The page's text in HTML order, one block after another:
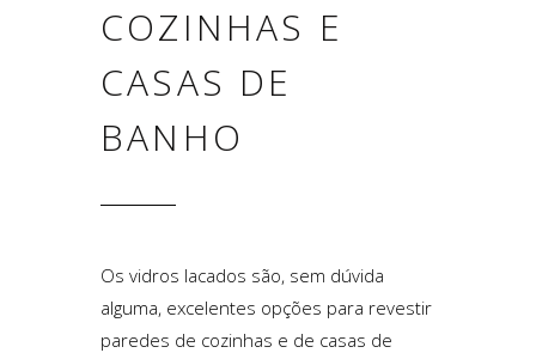
COZINHAS E
CASAS DE
BANHO
Os vidros lacados são, sem dúvida
alguma, excelentes opções para revestir
paredes de cozinhas e de casas de